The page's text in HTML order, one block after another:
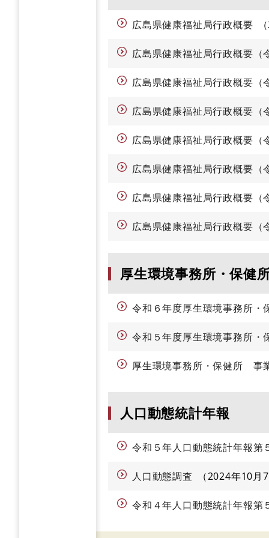
広島県健康福祉局行政概要
広島県健康福祉局行政概要（
広島県健康福祉局行政概要（
広島県健康福祉局行政概要（
広島県健康福祉局行政概要（
広島県健康福祉局行政概要（
広島県健康福祉局行政概要（
広島県健康福祉局行政概要（
厚生環境事務所・保健
令和６年度厚生環境事務所
令和５年度厚生環境事務所
厚生環境事務所・保健所 事
人口動態統計年報
令和５年人口動態統計年報第
人口動態調査 2024年10月
令和４年人口動態統計年報第